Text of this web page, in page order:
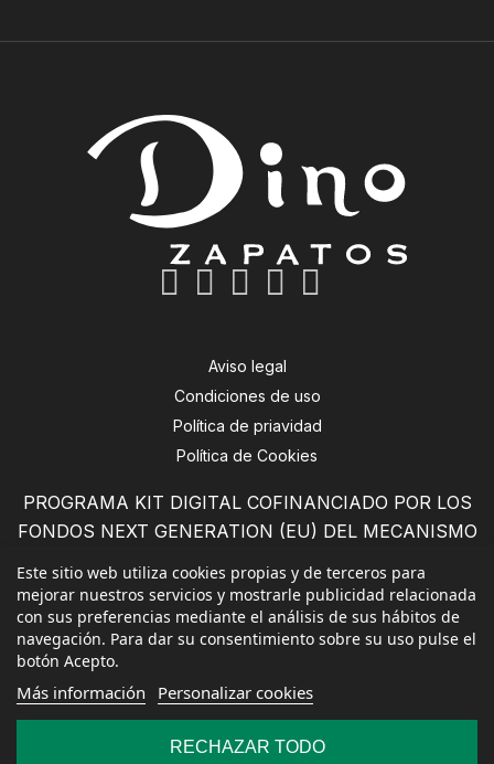
Este sitio web utiliza cookies propias y de terceros para
mejorar nuestros servicios y mostrarle publicidad relacionada
con sus preferencias mediante el análisis de sus hábitos de
navegación. Para dar su consentimiento sobre su uso pulse el
botón Acepto.
Más información Personalizar cookies
RECHAZAR TODO
Aviso legal
Condiciones de uso
Política de priavidad
Política de Cookies
PROGRAMA KIT DIGITAL COFINANCIADO POR LOS
FONDOS NEXT GENERATION (EU) DEL MECANISMO